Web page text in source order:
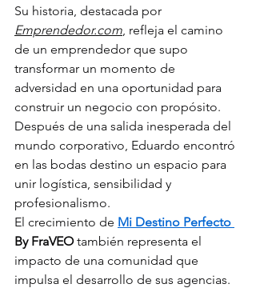
Su historia, destacada por
Emprendedor.com, refleja el camino
de un emprendedor que supo
transformar un momento de
adversidad en una oportunidad para
construir un negocio con propósito.
Después de una salida inesperada del
mundo corporativo, Eduardo encontró
en las bodas destino un espacio para
unir logística, sensibilidad y
profesionalismo.
El crecimiento de Mi Destino Perfecto
By FraVEO también representa el
impacto de una comunidad que
impulsa el desarrollo de sus agencias.